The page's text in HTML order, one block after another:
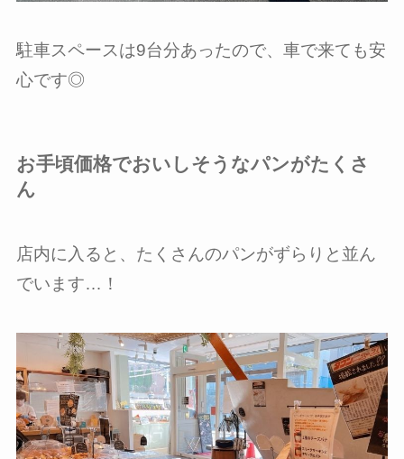
駐車スペースは9台分あったので、車で来ても安
心です◎
お手頃価格でおいしそうなパンがたくさ
ん
店内に入ると、たくさんのパンがずらりと並ん
でいます…！